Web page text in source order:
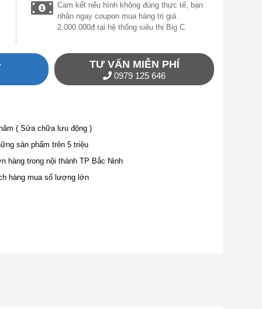
Cam kết nếu hình không đúng thực tế, bạn
nhận ngay coupon mua hàng trị giá
2.000.000đ tại hệ thống siêu thị Big C.
TƯ VẤN MIỄN PHÍ
0979 125 646
( Sửa chữa lưu động )
sản phẩm trên 5 triệu
hàng trong nội thành TP Bắc Ninh
hàng mua số lượng lớn